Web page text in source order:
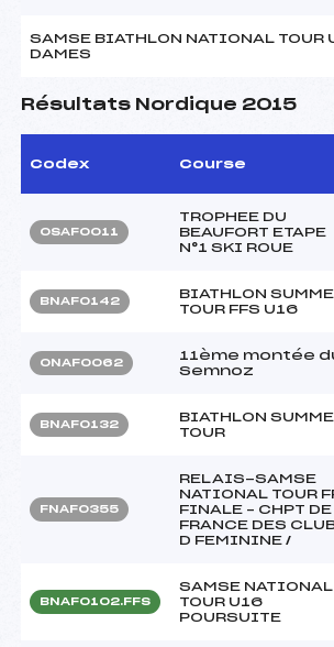
SAMSE BIATHLON NATIONAL TOUR
DAMES
Résultats Nordique 2015
Codex Course
OSAF0011
TROPHEE DU
BEAUFORT ETAPE
N°1 SKI ROUE
BNAF0142
BIATHLON
TOUR FFS U16
ONAF0062
11ème montée
Semnoz
BNAF0132
BIATHLON
TOUR
FNAF0355
RELAIS-SAMSE
NATIONAL TOUR
FINALE – CHPT DE
FRANCE DES
D FEMININE /
BNAF0102.FFS
SAMSE NATIONAL
TOUR U16
POURSUITE